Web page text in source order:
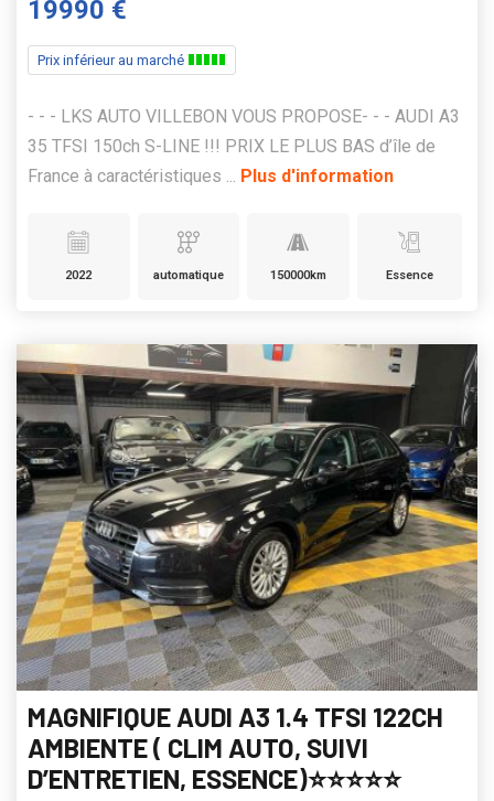
19990 €
Prix inférieur au marché
- - - LKS AUTO VILLEBON VOUS PROPOSE- - - AUDI A3
35 TFSI 150ch S-LINE !!! PRIX LE PLUS BAS d’île de
France à caractéristiques ... Plus d'information
2022 automatique 150000km Essence
MAGNIFIQUE AUDI A3 1.4 TFSI 122CH
AMBIENTE ( CLIM AUTO, SUIVI
D’ENTRETIEN, ESSENCE)⭐⭐⭐⭐⭐